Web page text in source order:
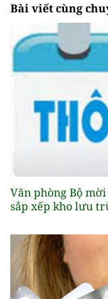
Bài viết cùng
Văn phòng Bộ
sắp xếp kho lưu